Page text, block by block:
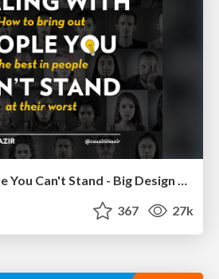
Dealing with People You Can't Stand - Big Design 2015
367 27k